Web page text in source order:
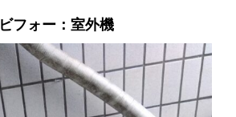
ビフォー：室外機